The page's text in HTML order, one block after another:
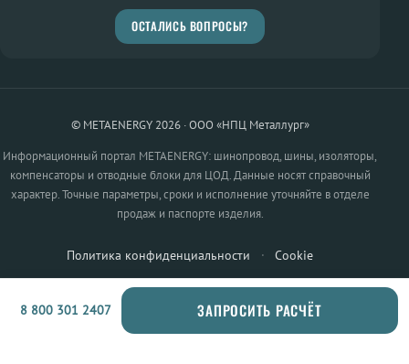
ОСТАЛИСЬ ВОПРОСЫ?
© METAENERGY 2026 · ООО «НПЦ Металлург»
Информационный портал METAENERGY: шинопровод, шины, изоляторы,
компенсаторы и отводные блоки для ЦОД. Данные носят справочный
характер. Точные параметры, сроки и исполнение уточняйте в отделе
продаж и паспорте изделия.
Политика конфиденциальности · Cookie
8 800 301 2407 ЗАПРОСИТЬ РАСЧЁТ